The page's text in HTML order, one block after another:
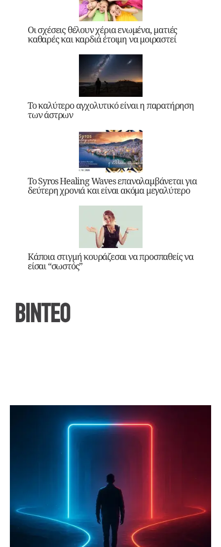
Οι σχέσεις θέλουν χέρια ενωμένα, ματιές
καθαρές και καρδιά έτοιμη να μοιραστεί
Το καλύτερο αγχολυτικό είναι η παρατήρηση
των άστρων
Το Syros Healing Waves επαναλαμβάνεται για
δεύτερη χρονιά και είναι ακόμα μεγαλύτερο
Κάποια στιγμή κουράζεσαι να προσπαθείς να
είσαι “σωστός”
ΒΙΝΤΕΟ